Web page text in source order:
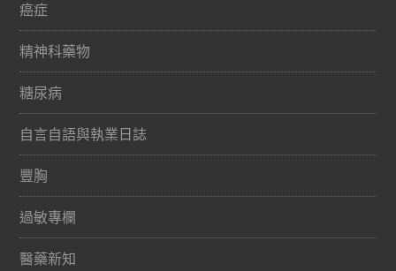
癌症
精神科藥物
糖尿病
自言自語與執業日誌
豐胸
過敏專欄
醫藥新知